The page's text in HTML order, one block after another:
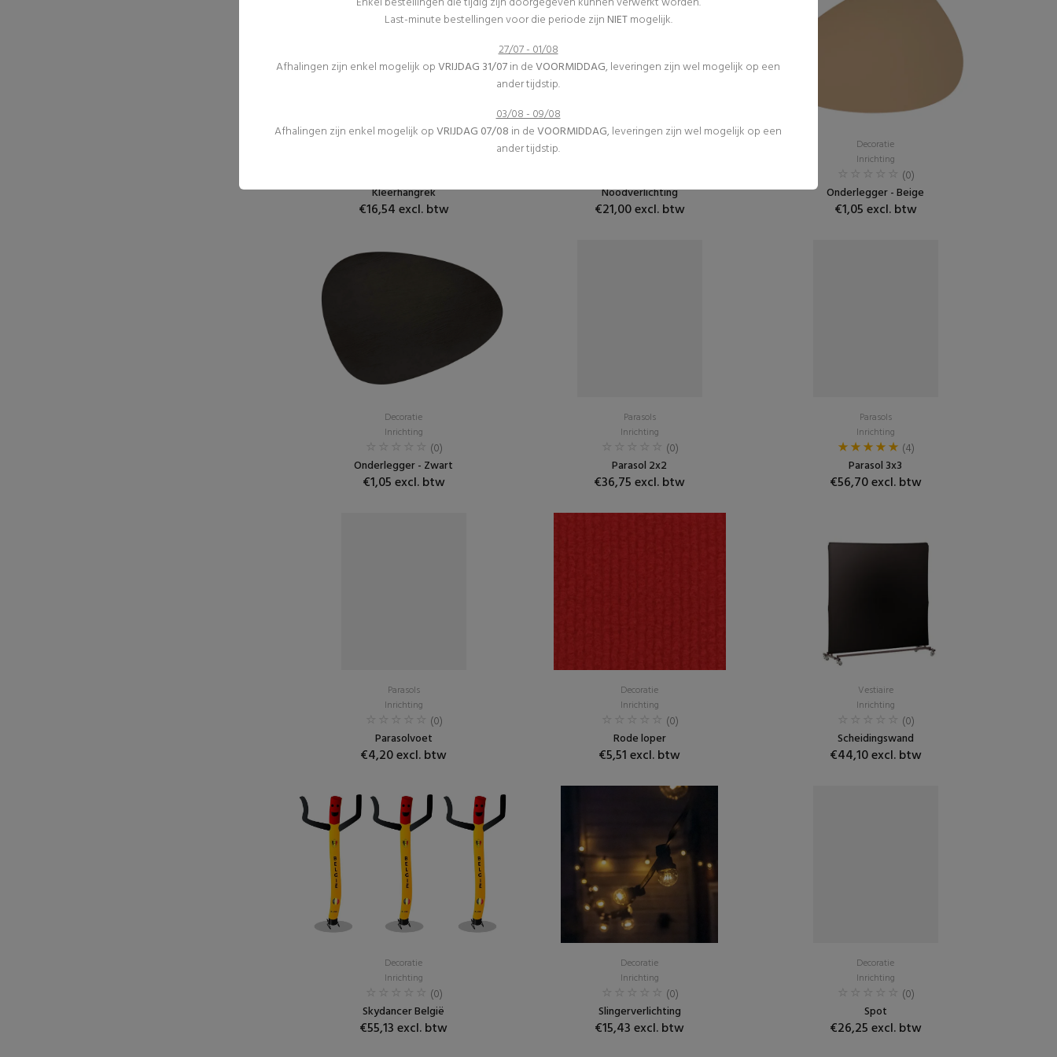
Kleerhangrek
€16,54 excl. btw
Noodverlichting
€21,00 excl. btw
Decoratie
Inrichting
(0)
Onderlegger - Beige
€1,05 excl. btw
Decoratie
Inrichting
(0)
Onderlegger - Zwart
€1,05 excl. btw
Parasols
Inrichting
(0)
Parasol 2x2
€36,75 excl. btw
Parasols
Inrichting
(4)
Parasol 3x3
€56,70 excl. btw
Parasols
Inrichting
(0)
Parasolvoet
€4,20 excl. btw
Decoratie
Inrichting
(0)
Rode loper
€5,51 excl. btw
Vestiaire
Inrichting
(0)
Scheidingswand
€44,10 excl. btw
Decoratie
Inrichting
(0)
Skydancer België
€55,13 excl. btw
Decoratie
Inrichting
(0)
Slingerverlichting
€15,43 excl. btw
Decoratie
Inrichting
(0)
Spot
€26,25 excl. btw
Last-minute bestellingen voor die periode zijn NIETmogelijk.
27/07 - 01/08
Afhalingen zijn enkel mogelijk opVRIJDAG 31/07in deVOORMIDDAG, leveringen zijn wel mogelijk op een
ander tijdstip.
03/08 - 09/08
Afhalingen zijn enkel mogelijk opVRIJDAG 07/08 in deVOORMIDDAG, leveringen zijn wel mogelijk op een
ander tijdstip.